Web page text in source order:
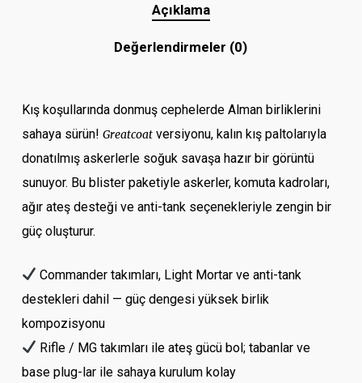
Açıklama
Değerlendirmeler (0)
Kış koşullarında donmuş cephelerde Alman birliklerini
sahaya sürün! Greatcoatversiyonu, kalın kış paltolarıyla
donatılmış askerlerle soğuk savaşa hazır bir görüntü
sunuyor. Bu blister paketiyle askerler, komuta kadroları,
ağır ateş desteği ve anti-tank seçenekleriyle zengin bir
güç oluşturur.
Commander takımları, Light Mortar ve anti-tank
destekleri dahil — güç dengesi yüksek birlik
kompozisyonu
Rifle / MG takımları ile ateş gücü bol; tabanlar ve
base plug-lar ile sahaya kurulum kolay